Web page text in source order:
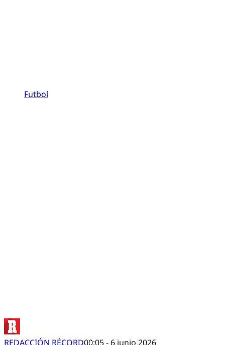
Futbol
REDACCIÓN RÉCORD00:05 - 6 junio 2026